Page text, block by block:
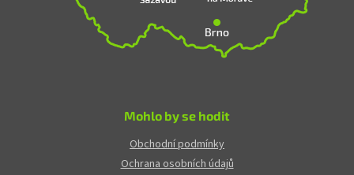
Mohlo by se hodit
Obchodní podmínky
Ochrana osobních údajů